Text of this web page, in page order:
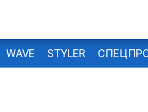
WAVE STYLER